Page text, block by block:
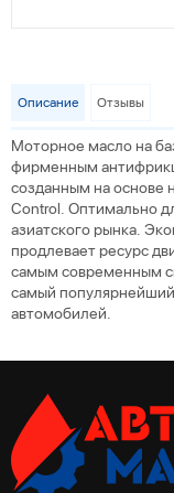
Описание Отзывы
Моторное масло на
фирменным
созданным на основе
Control. Оптимально
азиатского рынка.
продлевает ресурс
самым современным
самый
автомобилей.